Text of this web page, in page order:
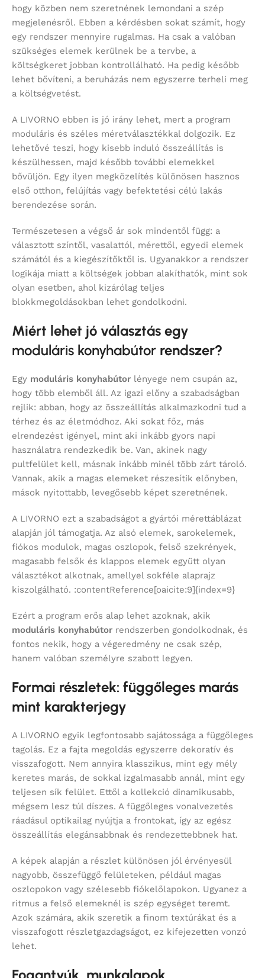
hogy közben nem szeretnének lemondani a szép
megjelenésről. Ebben a kérdésben sokat számít, hogy
egy rendszer mennyire rugalmas. Ha csak a valóban
szükséges elemek kerülnek be a tervbe, a
költségkeret jobban kontrollálható. Ha pedig később
lehet bővíteni, a beruházás nem egyszerre terheli meg
a költségvetést.
A LIVORNO ebben is jó irány lehet, mert a program
moduláris és széles méretválasztékkal dolgozik. Ez
lehetővé teszi, hogy kisebb induló összeállítás is
készülhessen, majd később további elemekkel
bővüljön. Egy ilyen megközelítés különösen hasznos
első otthon, felújítás vagy befektetési célú lakás
berendezése során.
Természetesen a végső ár sok mindentől függ: a
választott színtől, vasalattól, mérettől, egyedi elemek
számától és a kiegészítőktől is. Ugyanakkor a rendszer
logikája miatt a költségek jobban alakíthatók, mint sok
olyan esetben, ahol kizárólag teljes
blokkmegoldásokban lehet gondolkodni.
Miért lehet jó választás egy
moduláris konyhabútor rendszer?
Egy moduláris konyhabútor lényege nem csupán az,
hogy több elemből áll. Az igazi előny a szabadságban
rejlik: abban, hogy az összeállítás alkalmazkodni tud a
térhez és az életmódhoz. Aki sokat főz, más
elrendezést igényel, mint aki inkább gyors napi
használatra rendezkedik be. Van, akinek nagy
pultfelület kell, másnak inkább minél több zárt tároló.
Vannak, akik a magas elemeket részesítik előnyben,
mások nyitottabb, levegősebb képet szeretnének.
A LIVORNO ezt a szabadságot a gyártói mérettáblázat
alapján jól támogatja. Az alsó elemek, sarokelemek,
fiókos modulok, magas oszlopok, felső szekrények,
magasabb felsők és klappos elemek együtt olyan
választékot alkotnak, amellyel sokféle alaprajz
kiszolgálható. :contentReference[oaicite:9]{index=9}
Ezért a program erős alap lehet azoknak, akik
moduláris konyhabútor rendszerben gondolkodnak, és
fontos nekik, hogy a végeredmény ne csak szép,
hanem valóban személyre szabott legyen.
Formai részletek: függőleges marás
mint karakterjegy
A LIVORNO egyik legfontosabb sajátossága a függőleges
tagolás. Ez a fajta megoldás egyszerre dekoratív és
visszafogott. Nem annyira klasszikus, mint egy mély
keretes marás, de sokkal izgalmasabb annál, mint egy
teljesen sík felület. Ettől a kollekció dinamikusabb,
mégsem lesz túl díszes. A függőleges vonalvezetés
ráadásul optikailag nyújtja a frontokat, így az egész
összeállítás elegánsabbnak és rendezettebbnek hat.
A képek alapján a részlet különösen jól érvényesül
nagyobb, összefüggő felületeken, például magas
oszlopokon vagy szélesebb fiókelőlapokon. Ugyanez a
ritmus a felső elemeknél is szép egységet teremt.
Azok számára, akik szeretik a finom textúrákat és a
visszafogott részletgazdagságot, ez kifejezetten vonzó
lehet.